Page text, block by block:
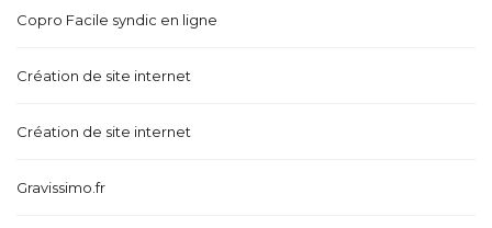
Copro Facile syndic en ligne
Création de site internet
Création de site internet
Gravissimo.fr